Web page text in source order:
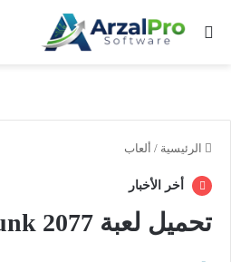
بحث عن
الرئيسية / ألعاب
أخر الأخبار
تحميل لعبة Cyberpunk 2077